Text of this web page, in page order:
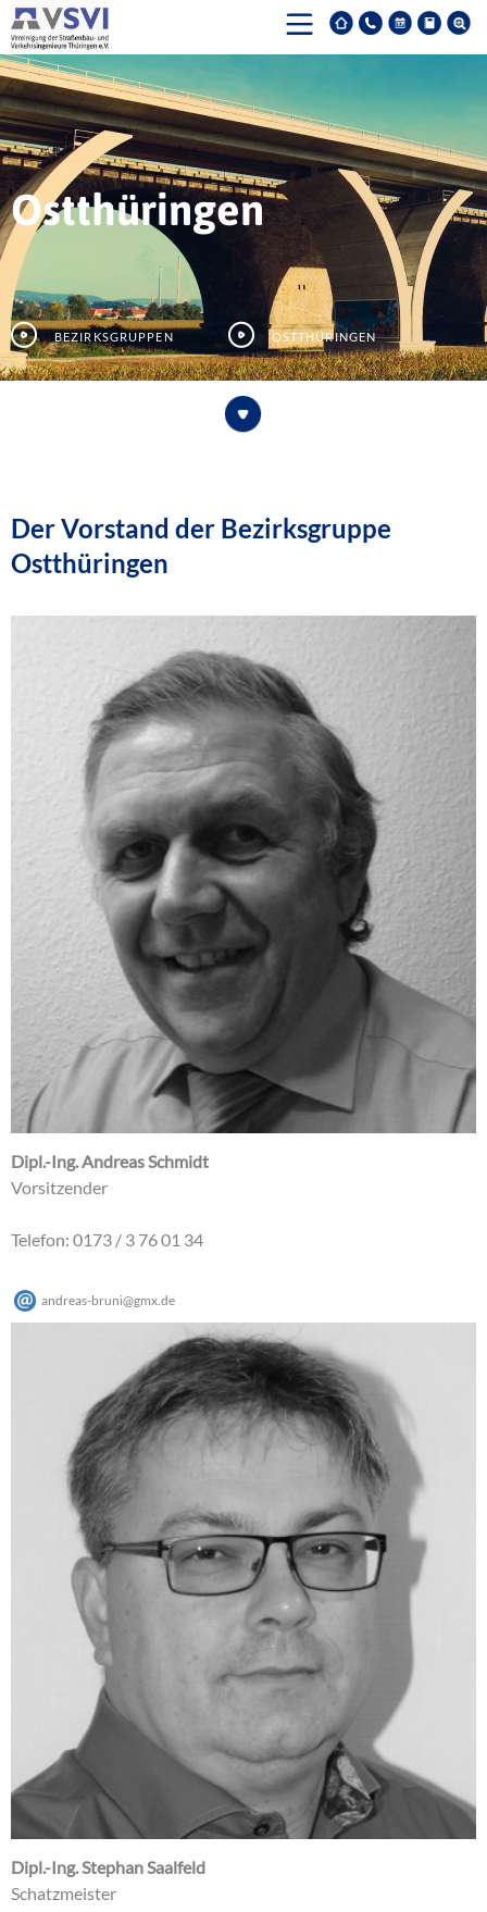
Ostthüringen
Bezirksgruppen Ostthüringen
Der Vorstand der Bezirksgruppe
Ostthüringen
Dipl.-Ing. Andreas Schmidt
Vorsitzender
Telefon: 0173 / 3 76 01 34
andreas-bruni@gmx de
Dipl.-Ing. Stephan Saalfeld
Schatzmeister